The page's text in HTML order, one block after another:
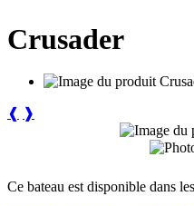
Crusader
❰ ❱
Ce bateau est disponible dans